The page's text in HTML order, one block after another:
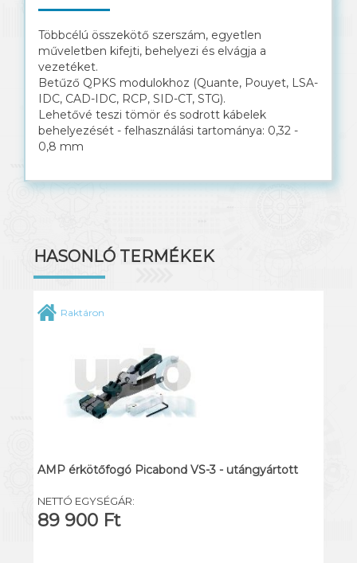
Solar kábel
Többcélú összekötő szerszám, egyetlen
műveletben kifejti, behelyezi és elvágja a
vezetéket.
Betűző QPKS modulokhoz (Quante, Pouyet, LSA-
IDC, CAD-IDC, RCP, SID-CT, STG).
Lehetővé teszi tömör és sodrott kábelek
behelyezését - felhasználási tartománya: 0,32 -
0,8 mm
HASONLÓ TERMÉKEK
Raktáron
AMP érkötőfogó Picabond VS-3 - utángyártott
NETTÓ EGYSÉGÁR:
89 900 Ft